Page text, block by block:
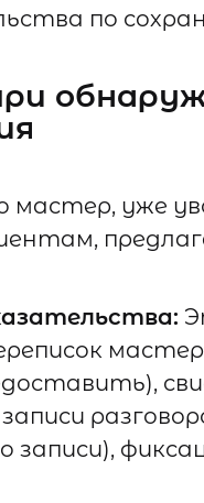
по
мастер, уже
записи),